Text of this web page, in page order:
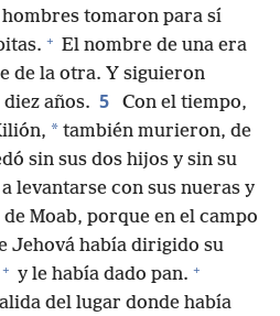
tomaron para sí
+ El nombre de una era
de la otra. Y siguieron
años. 5
Con el tiempo,
* también murieron, de
sin sus dos hijos y sin su
levantarse con sus nueras y
Moab, porque en el campo
Jehová había dirigido su
+ y le había dado pan. +
del lugar donde había